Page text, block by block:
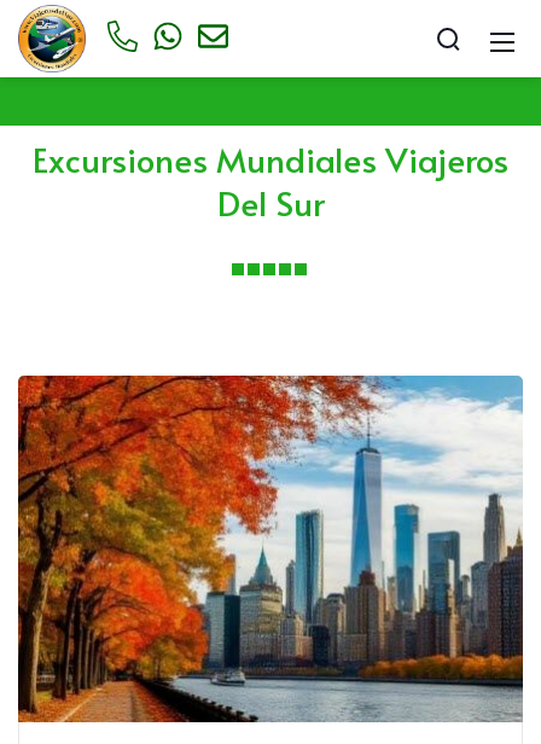
Excursiones
Excursiones Mundiales Viajeros
Del Sur